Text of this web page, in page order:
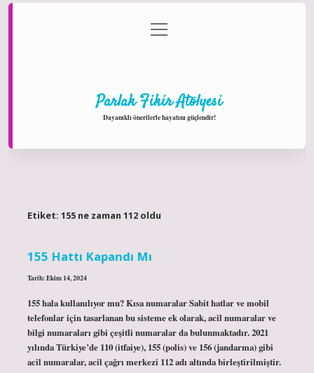
Gizlilik Politikası
menüyü
aç
Parlak Fikir Atölyesi
Dayanıklı önerilerle hayatını güçlendir!
Etiket: 155 ne zaman 112 oldu
155 Hattı Kapandı Mı
Tarih: Ekim 14, 2024
155 hala kullanılıyor mu? Kısa numaralar Sabit hatlar ve mobil
telefonlar için tasarlanan bu sisteme ek olarak, acil numaralar ve
bilgi numaraları gibi çeşitli numaralar da bulunmaktadır. 2021
yılında Türkiye’de 110 (itfaiye), 155 (polis) ve 156 (jandarma) gibi
acil numaralar, acil çağrı merkezi 112 adı altında birleştirilmiştir.